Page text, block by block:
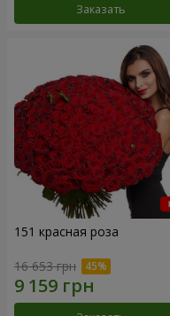
Заказать
151 красная роза
16 653 грн